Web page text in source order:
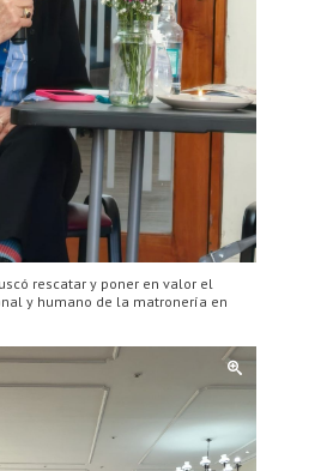
rescatar y poner en valor el
y humano de la matronería en